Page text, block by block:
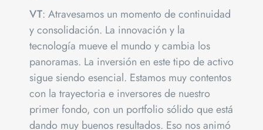
VT: Atravesamos un momento de continuidad
y consolidación. La innovación y la
tecnología mueve el mundo y cambia los
panoramas. La inversión en este tipo de activo
sigue siendo esencial. Estamos muy contentos
con la trayectoria e inversores de nuestro
primer fondo, con un portfolio sólido que está
dando muy buenos resultados. Eso nos animó